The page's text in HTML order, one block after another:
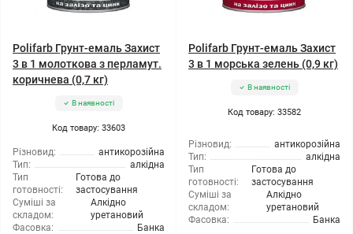
Polifarb Грунт-емаль Захист
3 в 1 молоткова з перламут.
коричнева (0,7 кг)
В наявності
Код товару: 33603
Різновид:
антикорозійна
Тип:
алкідна
Тип
готовності:
Готова до
застосування
Суміші за
складом:
Алкідно
уретановий
Фасовка:
Банка
Polifarb Грунт-емаль Захист
3 в 1 морська зелень (0,9 кг)
В наявності
Код товару: 33582
Різновид:
антикорозійна
Тип:
алкідна
Тип
готовності:
Готова до
застосування
Суміші за
складом:
Алкідно
уретановий
Фасовка:
Банка